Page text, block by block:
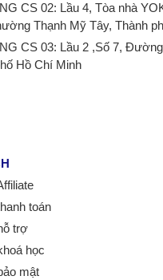
CS 02: Lầu 4, Tòa nhà
Thạnh Mỹ Tây, Thành
CS 03: Lầu 2 ,Số 7,
Hồ Chí Minh
toán
trợ
học
mật